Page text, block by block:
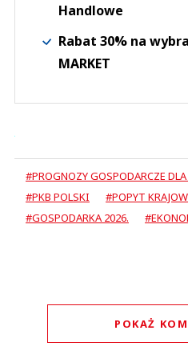
Handlowe
Rabat 30% na
MARKET
#PROGNOZY GOSPODARCZE
#PKB POLSKI
#POPYT
#GOSPODARKA 2026.
POKAŻ